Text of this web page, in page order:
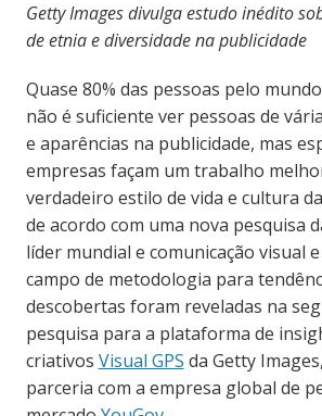
Getty Images divulga estudo inédito
de etnia e diversidade na publicidade
Quase 80% das pessoas pelo
não é suficiente ver pessoas de
e aparências na publicidade, mas
empresas façam um trabalho
verdadeiro estilo de vida e cultura
de acordo com uma nova pesquisa
líder mundial e comunicação visual
campo de metodologia para
descobertas foram reveladas na
pesquisa para a plataforma de
criativos Visual GPS da Getty
parceria com a empresa global de